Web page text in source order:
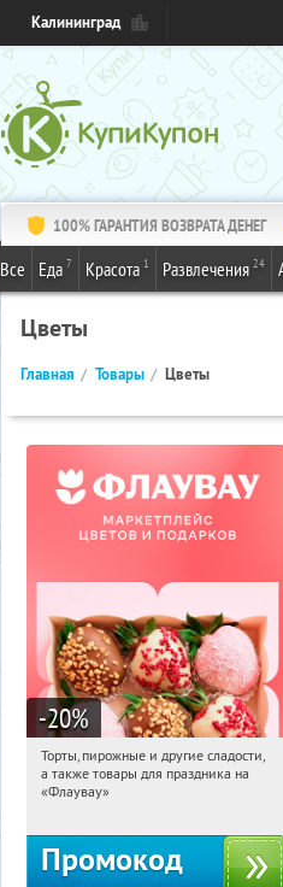
Калининград
100% ГАРАНТИЯ ВОЗВРАТА ДЕНЕГ
Все Еда 7 Красота 1 Развлечения 24
Цветы
Главная Товары Цветы
-20%
13:22:40 Получили:
Россия
Торты, пирожные и другие сладости,
а также товары для праздника на
«Флаувау»
Промокод